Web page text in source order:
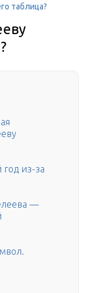
таблица?
из-за
—